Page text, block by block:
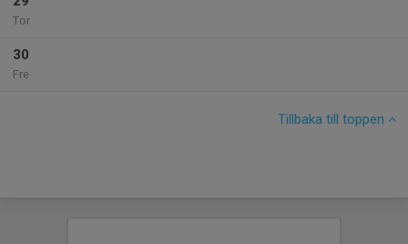
Tor
30
Fre
Tillbaka till toppen